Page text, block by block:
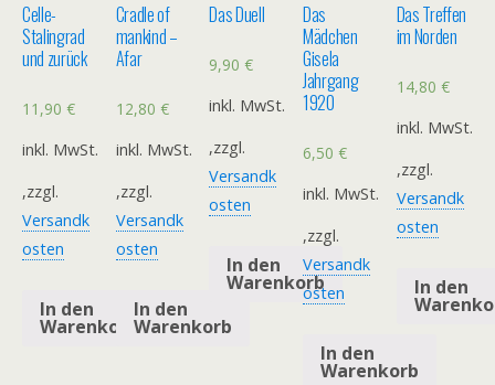
Celle-
Stalingrad
und zurück
11,90 €
inkl. MwSt.
,zzgl.
Versandk
osten
In den
Warenkorb
Cradle of
mankind –
Afar
12,80 €
inkl. MwSt.
,zzgl.
Versandk
osten
In den
Warenkorb
Das Duell
9,90€
inkl. MwSt.
,zzgl.
Versandk
osten
In den
Warenkorb
Das
Mädchen
Gisela
Jahrgang
1920
6,50 €
inkl. MwSt.
,zzgl.
Versandk
osten
In den
Warenkorb
Das Treffen
im Norden
14,80 €
inkl. MwSt.
,zzgl.
Versandk
osten
In den